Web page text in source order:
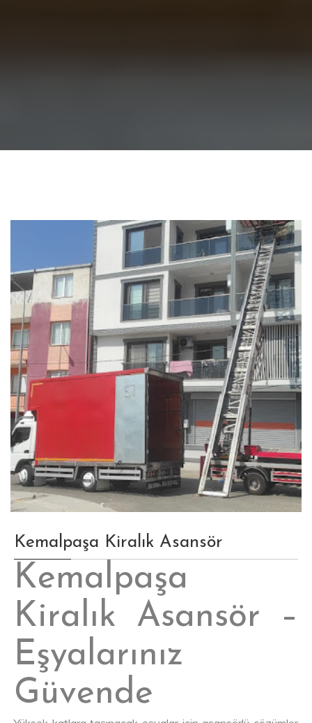
Kemalpaşa Kiralık Asansör
Kemalpaşa
Kiralık Asansör –
Eşyalarınız
Güvende